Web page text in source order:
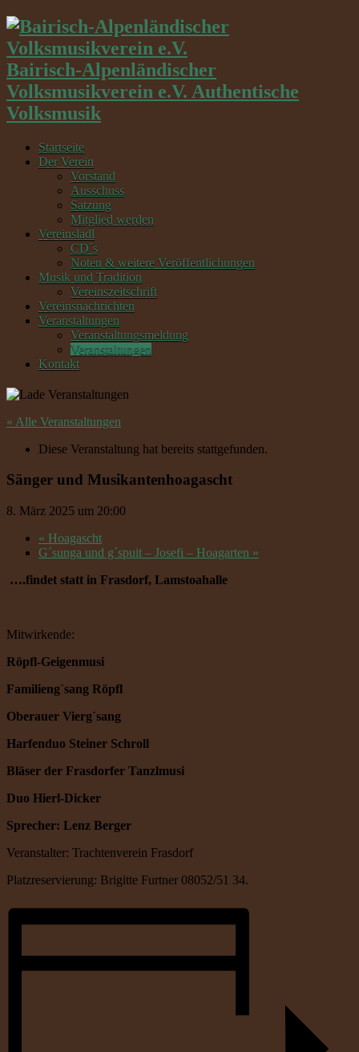
Bairisch-Alpenländischer
Volksmusikverein e.V. Authentische
Volksmusik
Startseite
Der Verein
Vorstand
Ausschuss
Satzung
Mitglied werden
Vereinsladl
CD´s
Noten & weitere Veröffentlichungen
Musik und Tradition
Vereinszeitschrift
Vereinsnachrichten
Veranstaltungen
Veranstaltungsmeldung
Veranstaltungen
Kontakt
« Alle Veranstaltungen
Diese Veranstaltung hat bereits stattgefunden.
Sänger und Musikantenhoagascht
8. März 2025 um 20:00
« Hoagascht
G´sunga und g´spuit – Josefi – Hoagarten »
….findet statt in Frasdorf, Lamstoahalle
Mitwirkende:
Röpfl-Geigenmusi
Familieng´sang Röpfl
Oberauer Vierg´sang
Harfenduo Steiner Schroll
Bläser der Frasdorfer Tanzlmusi
Duo Hierl-Dicker
Sprecher: Lenz Berger
Veranstalter: Trachtenverein Frasdorf
Platzreservierung: Brigitte Furtner 08052/51 34.